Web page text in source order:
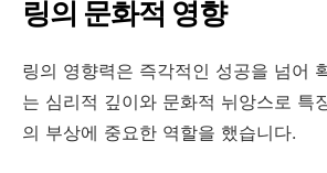
링의 문화적 영향
링의 영향력은 즉각적인 성공을 넘어
는 심리적 깊이와 문화적 뉘앙스로 특
의 부상에 중요한 역할을 했습니다.